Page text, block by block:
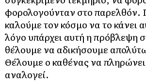
φορολογούνταν στο παρελθόν.
καλούμε τον κόσμο να το κάνει
λόγο υπάρχει αυτή η πρόβλεψη
θέλουμε να αδικήσουμε
Θέλουμε ο καθένας να
αναλογεί.